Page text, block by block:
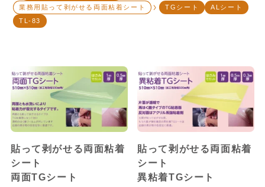
業務用貼って剥がせる両面粘着シート
TGシート
ALシート
TL-83
貼って剥がせる両面粘着
シート
両面TGシート
貼って剥がせる両面粘着
シート
異粘着TGシート